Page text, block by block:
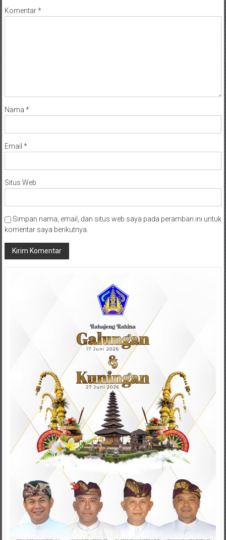
Komentar*
Nama *
Email *
Situs Web
Simpan nama, email, dan situs web saya pada peramban ini untuk
komentar saya berikutnya.